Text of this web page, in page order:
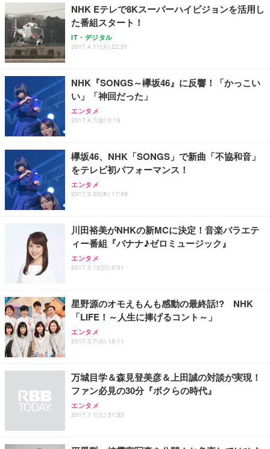
ョン PCチェア 通気性メッシュ ゲーミング/勉強/事
務用 おしゃれ パソコンチェア (ブラック)
Sezlife オフィスチェア デスクチェア 疲れない テレ
ワーク チェア 強化バックレスト 30度ロッキング機
ョン PCチェア 通気性メッシュ ゲーミング/勉強/事
務用 おしゃれ パソコンチェア (ホワイト)
ANDWINT オフィスチェア デスクチェア 肘なし メ
ッシュ 通気性 ランバーサポート付き 腰サポート ガ
ス圧無段階昇降 360度回転 キャスター付き コンパク
【整備済み品】Dell E2724HS 27インチ 液晶モニタ
ー フルHD（1920×1080）VA 非光沢 HDMI/DisplayP
【MiniLED/24.5inch/280Hz/FHD】GRAPHT THE S
HOOTER Gaming Monitor 24” Essential ゲーミン
グモニター QD 24.5インチ 1ms FHD 量子ドット 残
Smart Basic(スマートベーシック) 【Amazon.co.jp
限定】 Smart Basic アイリスオーヤマ ペットシーツ
アイリスオーヤマ ペットシーツ 超厚型 お徳用 レギ
ュラー 200枚入【Amazon.co.jp限定】
NHK Eテレで8Kスーパーハイビジョンを活用し
た番組スタート！
IT・デジタル
2017.4.11(火) 22:31
NHK『SONGS～欅坂46』に反響！「かっこい
い」「神回だった」
エンタメ
2017.4.7(金) 0:19
欅坂46、NHK「SONGS」で新曲「不協和音」
をテレビ初パフォーマンス！
エンタメ
2017.3.30(木) 17:49
川田裕美がNHKの新MCに決定！音楽バラエテ
ィー番組『バナナ♪ゼロミュージック』
エンタメ
2017.3.12(日) 0:31
星野源のオモえもんも感動の最終話!? NHK
「LIFE！～人生に捧げるコント～」
エンタメ
2017.3.7(火) 18:11
万城目学＆森見登美彦＆上田誠の対談が実現！
ファン必見の30分『ボクらの時代』
エンタメ
2017.7.1(土) 21:33